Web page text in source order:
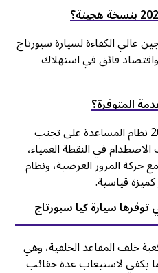
عالي الكفاءة لسيارة سبورتاج
واقتصاد فائق في استهلاك
تتضمن كل سيارة سبورتاج 2025 نظام المساعدة على تجنب
في النقطة العمياء،
المرور العرضية، ونظام
قياسية.
سيارة كيا سبورتاج
39.6 قدم مكعبة خلف المقاعد الخلفية، وهي
يكفي لاستيعاب عدة حقائب